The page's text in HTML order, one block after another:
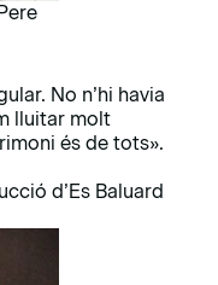
No n’hi havia
lluitar molt
és de tots».
d’Es Baluard